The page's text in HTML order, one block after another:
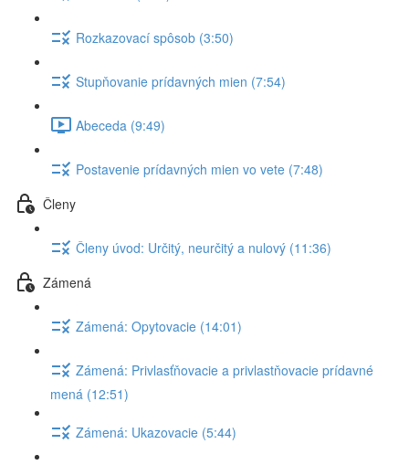
Rozkazovací spôsob (3:50)
Stupňovanie prídavných mien (7:54)
Abeceda (9:49)
Postavenie prídavných mien vo vete (7:48)
Členy
Členy úvod: Určitý, neurčitý a nulový (11:36)
Zámená
Zámená: Opytovacie (14:01)
Zámená: Privlasťňovacie a privlastňovacie prídavné
mená (12:51)
Zámená: Ukazovacie (5:44)